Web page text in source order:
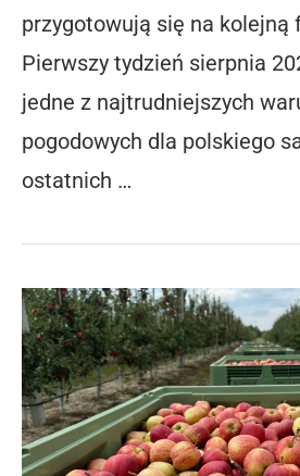
przygotowują się na kolejną
Pierwszy tydzień sierpnia
jedne z najtrudniejszych
pogodowych dla polskiego
ostatnich …